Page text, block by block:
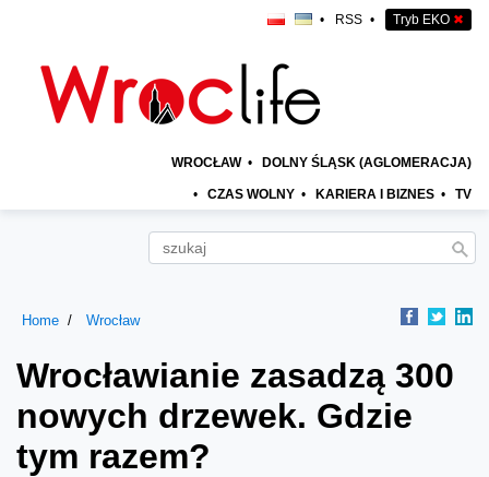
• RSS • Tryb EKO ✖
WROCŁAW • DOLNY ŚLĄSK (AGLOMERACJA)
• CZAS WOLNY • KARIERA I BIZNES • TV
Home Wrocław
Wrocławianie zasadzą 300
nowych drzewek. Gdzie
tym razem?